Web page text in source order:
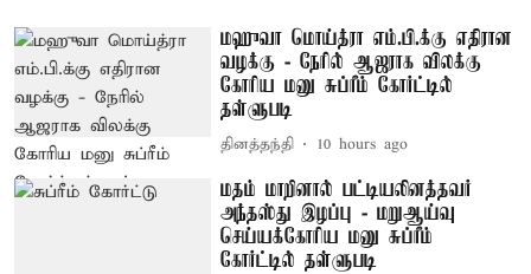
மஹுவா மொய்த்ரா எம்.பி.க்கு எதிரான
வழக்கு - நேரில் ஆஜராக விலக்கு
கோரிய மனு சுப்ரீம் கோர்ட்டில்
தள்ளுபடி
தினத்தந்தி 10 hours ago
மதம் மாறினால் பட்டியலினத்தவர்
அந்தஸ்து இழப்பு - மறுஆய்வு
செய்யக்கோரிய மனு சுப்ரீம்
கோர்ட்டில் தள்ளுபடி